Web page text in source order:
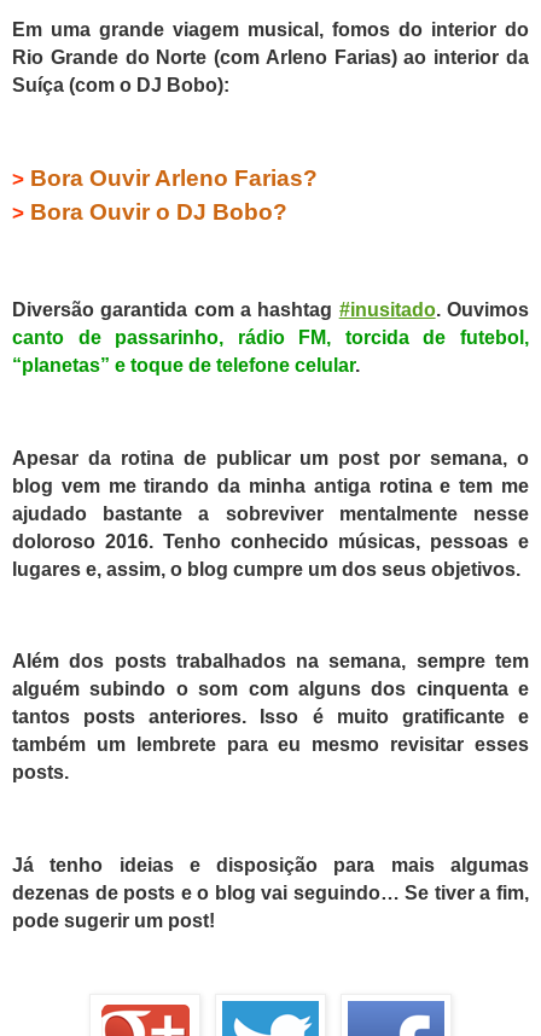
Em uma grande viagem musical, fomos do interior do
Rio Grande do Norte (com Arleno Farias) ao interior da
Suíça (com o DJ Bobo):
> Bora Ouvir Arleno Farias?
> Bora Ouvir o DJ Bobo?
Diversão garantida com a hashtag #inusitado. Ouvimos
canto de passarinho, rádio FM, torcida de futebol,
“planetas” e toque de telefone celular.
Apesar da rotina de publicar um post por semana, o
blog vem me tirando da minha antiga rotina e tem me
ajudado bastante a sobreviver mentalmente nesse
doloroso 2016. Tenho conhecido músicas, pessoas e
lugares e, assim, o blog cumpre um dos seus objetivos.
Além dos posts trabalhados na semana, sempre tem
alguém subindo o som com alguns dos cinquenta e
tantos posts anteriores. Isso é muito gratificante e
também um lembrete para eu mesmo revisitar esses
posts.
Já tenho ideias e disposição para mais algumas
dezenas de posts e o blog vai seguindo… Se tiver a fim,
pode sugerir um post!